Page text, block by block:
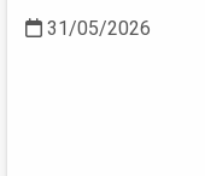
31/05/2026